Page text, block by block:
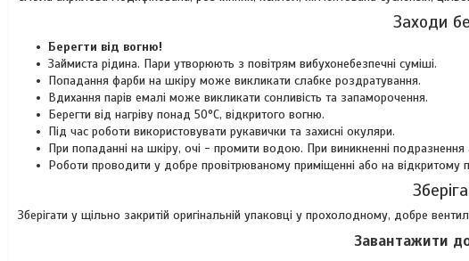
Заходи
Берегти від вогню!
Займиста рідина. Пари утворюють з повітрям вибухонебезпечні суміші.
Попадання фарби на шкіру може викликати слабке роздратування.
Вдихання парів емалі може викликати сонливість та запаморочення.
Берегти від нагріву понад 50°C, відкритого вогню.
Під час роботи використовувати рукавички та захисні окуляри.
При попаданні на шкіру, очі - промити водою. При виникненні
Роботи проводити у добре провітрюваному приміщенні або на відкритому
Зберігати у щільно закритій оригінальній упаковці у прохолодному, добре
Завантажити